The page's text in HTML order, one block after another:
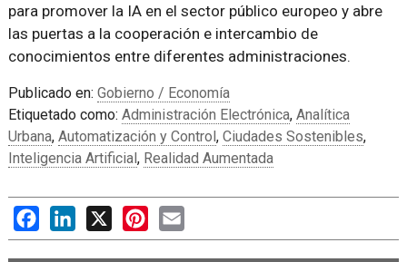
para promover la IA en el sector público europeo y abre
las puertas a la cooperación e intercambio de
conocimientos entre diferentes administraciones.
Publicado en: Gobierno / Economía
Etiquetado como: Administración Electrónica, Analítica
Urbana, Automatización y Control, Ciudades Sostenibles,
Inteligencia Artificial, Realidad Aumentada
FacebookLinkedIn
X PinterestEmail